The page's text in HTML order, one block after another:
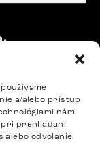
a/alebo prístup
nám
pri prehliadaní
alebo odvolanie